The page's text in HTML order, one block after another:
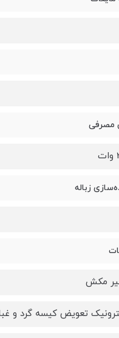
مصرفی
زباله
مکش
تعویض کیسه گرد و